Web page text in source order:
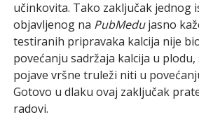
učinkovita. Tako zaključak jednog
objavljenog na PubMedujasno
testiranih pripravaka kalcija nije
povećanju sadržaja kalcija u
pojave vršne truleži niti u
Gotovo u dlaku ovaj zaključak
radovi.